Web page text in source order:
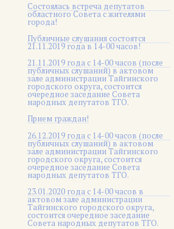
Состоялась встреча депутатов
областного Совета с жителями
города!
Публичные слушания состоятся
21.11.2019 года в 14-00 часов!
21.11.2019 года с 14-00 часов (после
публичных слушаний) в актовом
зале администрации Тайгинского
городского округа, состоится
очередное заседание Совета
народных депутатов ТГО.
Прием граждан!
26.12.2019 года с 14-00 часов (после
публичных слушаний) в актовом
зале администрации Тайгинского
городского округа, состоится
очередное заседание Совета
народных депутатов ТГО.
23.01.2020 года с 14-00 часов в
актовом зале администрации
Тайгинского городского округа,
состоится очередное заседание
Совета народных депутатов ТГО.